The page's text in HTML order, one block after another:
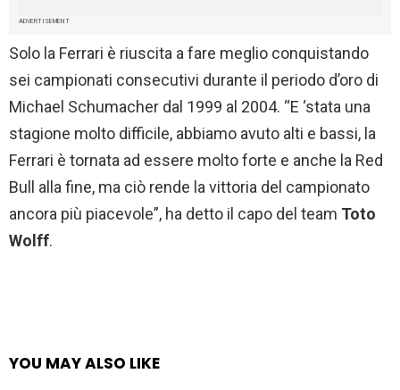
ADVERTISEMENT
Solo la Ferrari è riuscita a fare meglio conquistando
sei campionati consecutivi durante il periodo d’oro di
Michael Schumacher dal 1999 al 2004. “E ‘stata una
stagione molto difficile, abbiamo avuto alti e bassi, la
Ferrari è tornata ad essere molto forte e anche la Red
Bull alla fine, ma ciò rende la vittoria del campionato
ancora più piacevole”, ha detto il capo del team Toto
Wolff.
YOU MAY ALSO LIKE